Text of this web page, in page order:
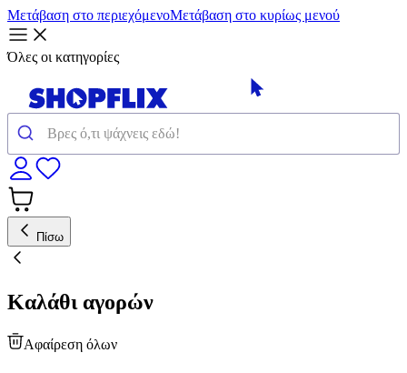
Μετάβαση στο περιεχόμενοΜετάβαση στο κυρίως μενού
Όλες οι κατηγορίες
Πίσω
Καλάθι αγορών
Αφαίρεση όλων